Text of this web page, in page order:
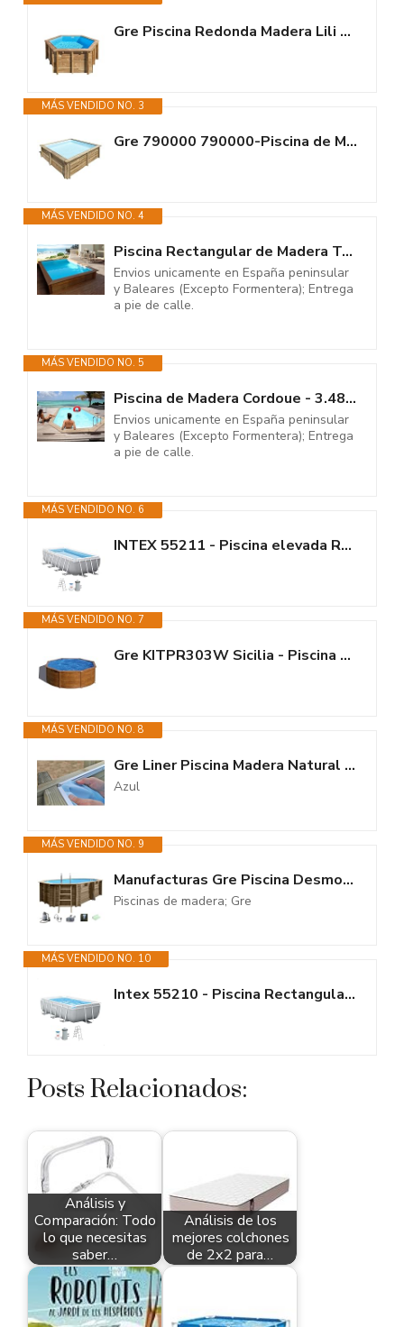
Gre Piscina Redonda Madera Lili 2 280X107 cm 800008
MÁS VENDIDO NO. 3
Gre 790000 790000-Piscina de Madera Cuadrada SUNBAY 225 x 225 x 68 cm Con...
MÁS VENDIDO NO. 4
Piscina Rectangular de Madera Toledo - 3.00 x 2.00 x 0.71 m
Envios unicamente en España peninsular
y Baleares (Excepto Formentera); Entrega
a pie de calle.
MÁS VENDIDO NO. 5
Piscina de Madera Cordoue - 3.48 x 2.15 x 1.18 m
Envios unicamente en España peninsular
y Baleares (Excepto Formentera); Entrega
a pie de calle.
MÁS VENDIDO NO. 6
INTEX 55211 - Piscina elevada Rectangular Prism Frame con depuradora
MÁS VENDIDO NO. 7
Gre KITPR303W Sicilia - Piscina Elevada Redonda, Aspecto Madera, 300 x 120...
MÁS VENDIDO NO. 8
Gre Liner Piscina Madera Natural Ø400x119cm
Azul
MÁS VENDIDO NO. 9
Manufacturas Gre Piscina Desmontable Hexagonal de Madera Grenade 2, Medidas...
Piscinas de madera; Gre
MÁS VENDIDO NO. 10
Intex 55210 - Piscina Rectangular Prism Frame 300x175x80 cm con depuradora
Posts Relacionados:
Análisis y
Comparación: Todo
lo que necesitas
saber…
Análisis de los
mejores colchones
de 2x2 para…